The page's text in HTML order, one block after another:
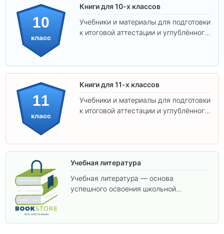
10
класс
Книги для 10-х классов
Учебники и материалы для подготовки
к итоговой аттестации и углублённого
11
класс
Книги для 11-х классов
Учебники и материалы для подготовки
к итоговой аттестации и углублённого
Учебная литература
Учебная литература — основа
успешного освоения школьной